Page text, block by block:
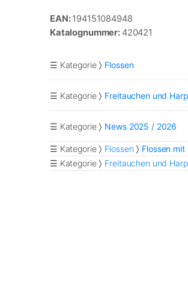
EAN:194151084948
Katalognummer: 420421
☰ Kategorie Flossen
☰ Kategorie Freitauchen und
☰ Kategorie News 2025 / 2026
☰ Kategorie Flossen
Flossen mit
☰ Kategorie
Freitauchen und